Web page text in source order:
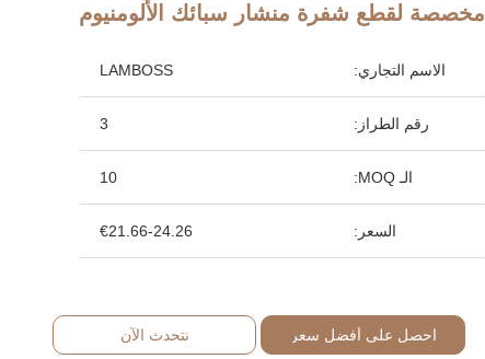
مخصصة لقطع شفرة منشار سبائك الألومنيوم
الاسم التجاري: LAMBOSS
رقم الطراز: 3
الـ MOQ: 10
السعر: €21.66-24.26
احصل على أفضل سعر نتحدث الآن